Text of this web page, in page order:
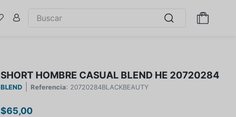
SHORT HOMBRE CASUAL BLEND HE 20720284
BLEND Referencia: 20720284BLACKBEAUTY
$65,00